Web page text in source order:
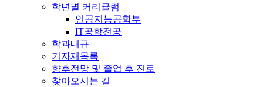
학년별 커리큘럼
인공지능공학부
IT공학전공
학과내규
기자재목록
향후전망 및 졸업 후 진로
찾아오시는 길